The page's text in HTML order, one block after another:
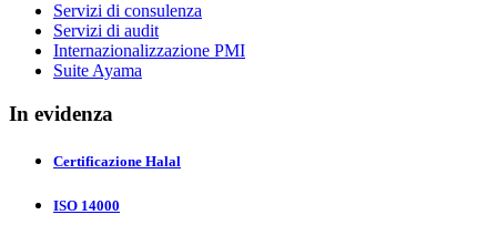
Servizi di consulenza
Servizi di audit
Internazionalizzazione PMI
Suite Ayama
In evidenza
Certificazione Halal
ISO 14000